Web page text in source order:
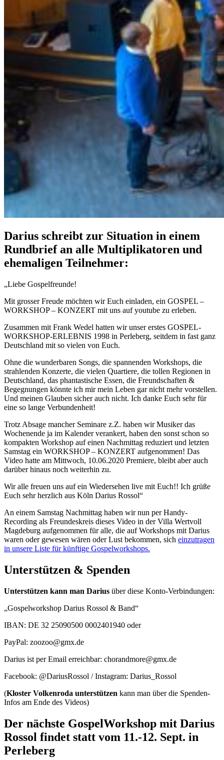
Darius schreibt zur Situation in einem
Rundbrief an alle Multiplikatoren und
ehemaligen Teilnehmer:
„Liebe Gospelfreunde!
Mit grosser Freude möchten wir Euch einladen, ein GOSPEL –
WORKSHOP – KONZERT mit uns auf youtube zu erleben.
Zusammen mit Frank Wedel hatten wir unser erstes GOSPEL-
WORKSHOP-ERLEBNIS 1998 in Perleberg, seitdem in fast ganz
Deutschland mit so vielen von Euch.
Ohne die wunderbaren Songs, die spannenden Workshops, die
strahlenden Konzerte, die vielen Quartiere, die tollen Regionen in
Deutschland, das phantastische Essen, die Freundschaften &
Begegnungen könnte ich mir mein Leben gar nicht mehr vorstellen.
Und meinen Glauben sicher auch nicht. Ich danke Euch sehr für
eine so lange Verbundenheit!
Trotz Absage mancher Seminare z.Z. haben wir Musiker das
Wochenende ja im Kalender verankert, haben den sonst schon so
kompakten Workshop auf einen Nachmittag reduziert und letzten
Samstag ein WORKSHOP – KONZERT aufgenommen! Das
Video hatte am Mittwoch, 10.06.2020 Premiere, bleibt aber auch
darüber hinaus noch weiterhin zu.
Wir alle freuen uns auf ein Wiedersehen live mit Euch!! Ich grüße
Euch sehr herzlich aus Köln Darius Rossol“
An einem Samstag Nachmittag haben wir nun per Handy-
Recording als Freundeskreis dieses Video in der Villa Wertvoll
Magdeburg aufgenommen für alle, die auf Workshops mit Darius
waren oder gewesen wären oder Lust bekommen, sich einzutragen
in unsere Liste für künftige Gospelworkshops.
Unterstützen & Spenden
Unterstützen kann man Darius über diese Konto-Verbindungen:
„Gospelworkshop Darius Rossol & Band“
IBAN: DE 32 25090500 0002401940 oder
PayPal: zoozoo@gmx.de
Darius ist per Email erreichbar: chorandmore@gmx.de
Facebook: @DariusRossol / Instagram: Darius_Rossol
(Kloster Volkenroda unterstützen kann man über die Spenden-
Infos am Ende des Videos)
Der nächste GospelWorkshop mit Darius
Rossol findet statt vom 11.-12. Sept. in
Perleberg